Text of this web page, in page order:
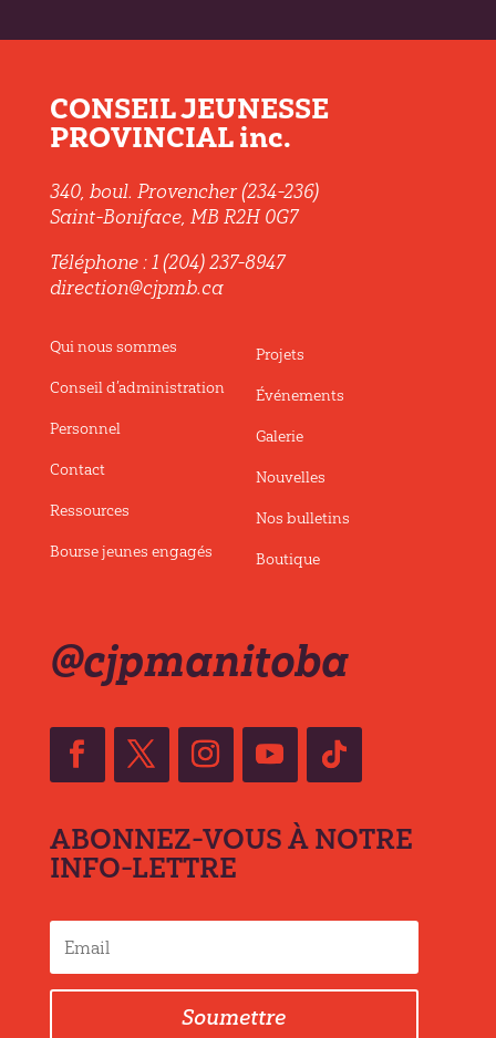
CONSEIL JEUNESSE
PROVINCIAL inc.
340, boul. Provencher (234-236)
Saint-Boniface, MB R2H 0G7
Téléphone : 1 (204) 237-8947
direction@cjpmb.ca
Qui nous sommes
Conseil d’administration
Personnel
Contact
Ressources
Bourse jeunes engagés
Projets
Événements
Galerie
Nouvelles
Nos bulletins
Boutique
@cjpmanitoba
ABONNEZ-VOUS À NOTRE
INFO-LETTRE
Soumettre